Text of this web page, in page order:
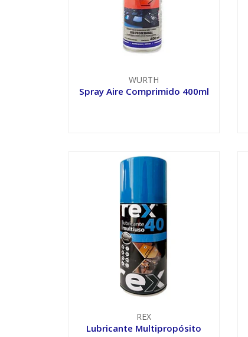
WURTH
Spray Aire Comprimido 400ml
REX
Lubricante Multipropósito